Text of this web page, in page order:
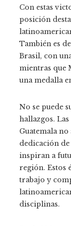
Con estas
posición
También es
Brasil, con
mientras que
una medalla
No se puede
hallazgos.
Guatemala
dedicación de
inspiran a
región. Estos
trabajo y
disciplinas.